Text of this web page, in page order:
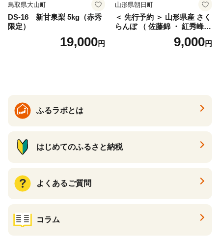
鳥取県大山町
DS-16 新甘泉梨 5kg（赤秀
限定）
19,000円
山形県朝日町
＜ 先行予約 ＞ 山形県産 さく
らんぼ （ 佐藤錦 ・ 紅秀峰
） ご家庭用 M以上 700g 【20
26年6月下旬から7月上旬発
9,000円
ふるラボとは
はじめてのふるさと納税
よくあるご質問
コラム